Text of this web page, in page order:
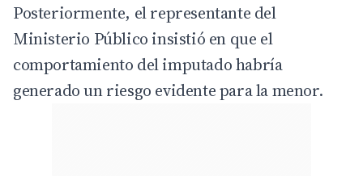
Posteriormente, el representante del
Ministerio Público insistió en que el
comportamiento del imputado habría
generado un riesgo evidente para la menor.